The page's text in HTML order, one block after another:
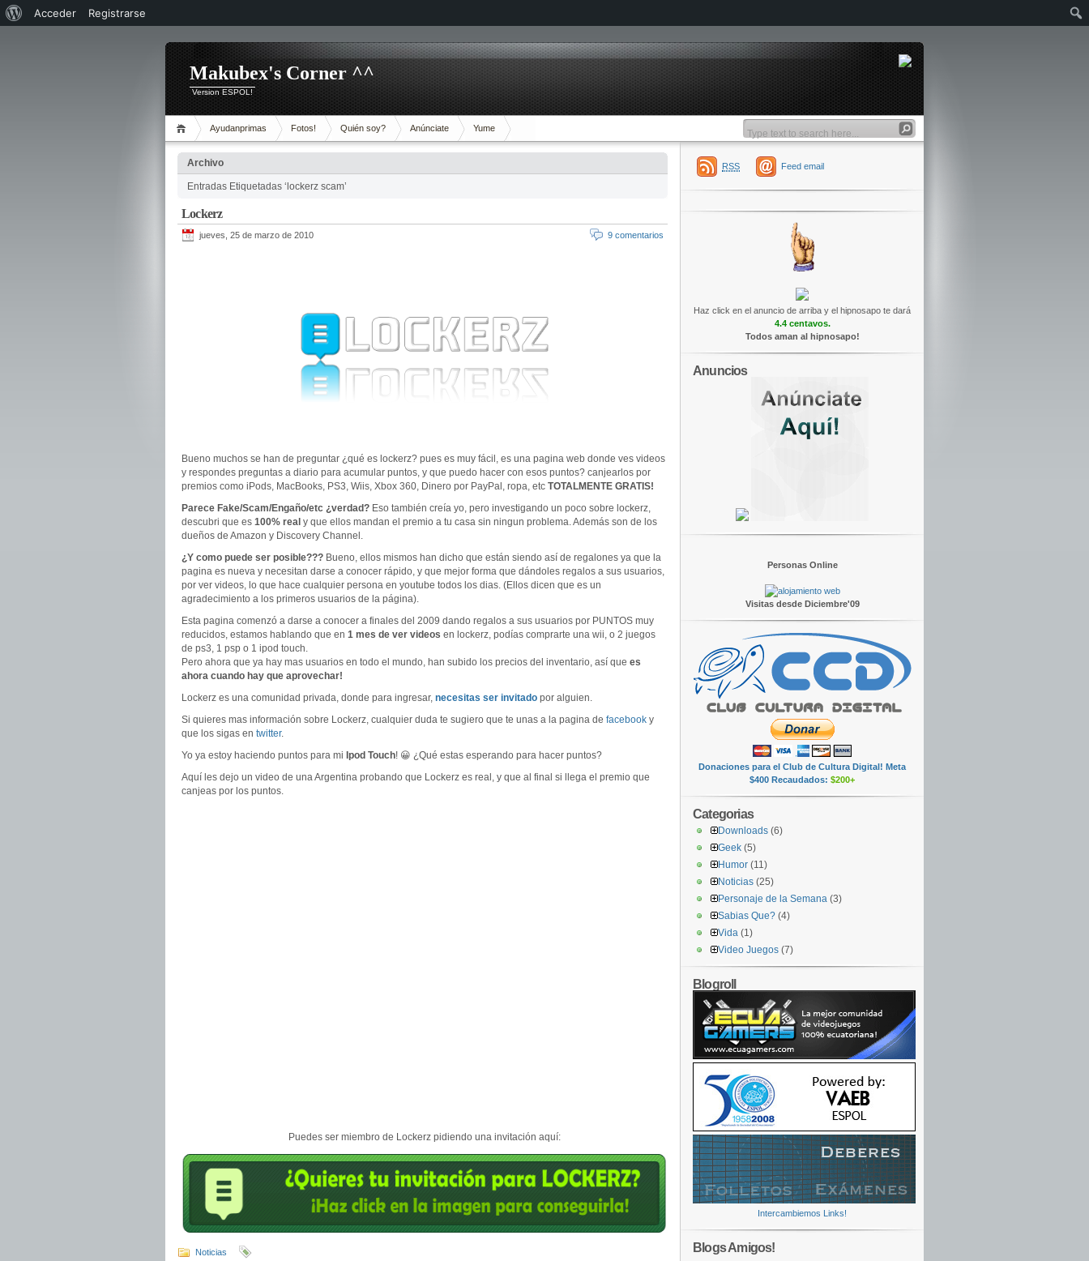
Makubex's Corner ^^
Version ESPOL!
Ayudanprimas Fotos! Quién soy? Anúnciate Yume
Archivo
Entradas Etiquetadas ‘lockerz scam’
Lockerz
jueves, 25 de marzo de 2010 9 comentarios
Bueno muchos se han de preguntar ¿qué es lockerz? pues es muy fácil, es una pagina web donde ves videos
y respondes preguntas a diario para acumular puntos, y que puedo hacer con esos puntos? canjearlos por
premios como iPods, MacBooks, PS3, Wiis, Xbox 360, Dinero por PayPal, ropa, etc TOTALMENTE GRATIS!
Parece Fake/Scam/Engaño/etc ¿verdad? Eso también creía yo, pero investigando un poco sobre lockerz,
descubri que es 100% real y que ellos mandan el premio a tu casa sin ningun problema. Además son de los
dueños de Amazon y Discovery Channel.
¿Y como puede ser posible??? Bueno, ellos mismos han dicho que están siendo así de regalones ya que la
pagina es nueva y necesitan darse a conocer rápido, y que mejor forma que dándoles regalos a sus usuarios,
por ver videos, lo que hace cualquier persona en youtube todos los dias. (Ellos dicen que es un
agradecimiento a los primeros usuarios de la página).
Esta pagina comenzó a darse a conocer a finales del 2009 dando regalos a sus usuarios por PUNTOS muy
reducidos, estamos hablando que en 1 mes de ver videos en lockerz, podías comprarte una wii, o 2 juegos
de ps3, 1 psp o 1 ipod touch.
Pero ahora que ya hay mas usuarios en todo el mundo, han subido los precios del inventario, así que es
ahora cuando hay que aprovechar!
Lockerz es una comunidad privada, donde para ingresar, necesitas ser invitado por alguien.
Si quieres mas información sobre Lockerz, cualquier duda te sugiero que te unas a la pagina de facebook y
que los sigas en twitter.
Yo ya estoy haciendo puntos para mi Ipod Touch! 😀 ¿Qué estas esperando para hacer puntos?
Aquí les dejo un video de una Argentina probando que Lockerz es real, y que al final si llega el premio que
canjeas por los puntos.
Puedes ser miembro de Lockerz pidiendo una invitación aquí:
Noticias
RSS Feed email
Haz click en el anuncio de arriba y el hipnosapo te dará
4.4 centavos.
Todos aman al hipnosapo!
Anuncios
Personas Online
Visitas desde Diciembre'09
Donaciones para el Club de Cultura Digital! Meta
$400 Recaudados: $200+
Categorias
Downloads (6)
Geek (5)
Humor (11)
Noticias (25)
Personaje de la Semana (3)
Sabias Que? (4)
Vida (1)
Video Juegos (7)
Blogroll
Intercambiemos Links!
Blogs Amigos!
Acerca
Acceder Registrarse